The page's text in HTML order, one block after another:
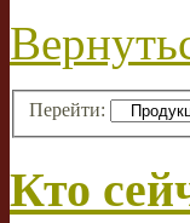
Перейти:
Кто